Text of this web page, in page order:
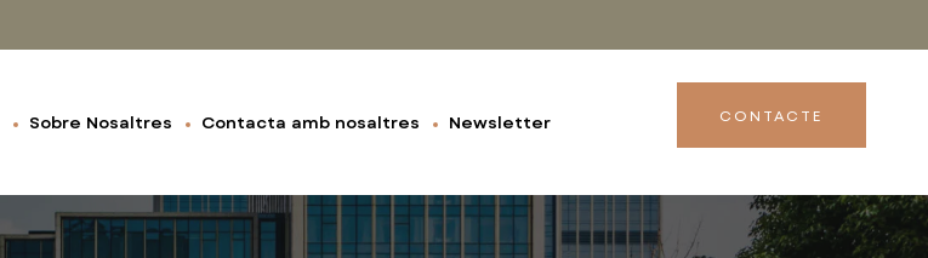
Sobre Nosaltres Contacta amb nosaltres Newsletter CONTACTE